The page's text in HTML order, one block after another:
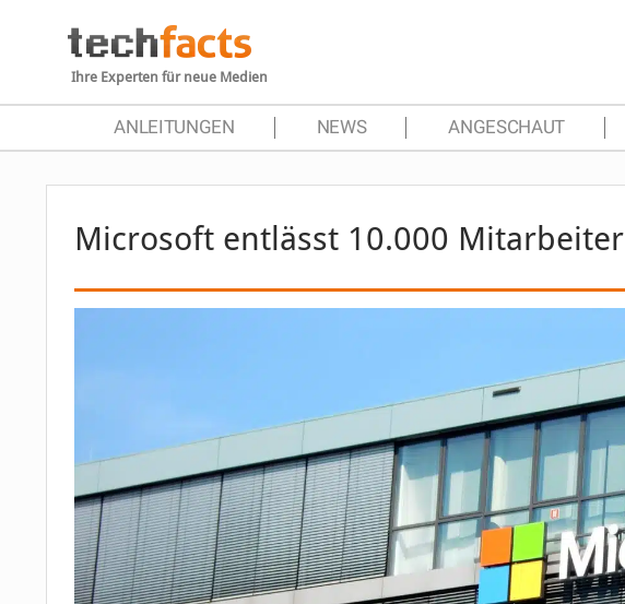
Ihre Experten für neue Medien
ANLEITUNGEN NEWS ANGESCHAUT
Microsoft entlässt 10.000 Mitarbeiter